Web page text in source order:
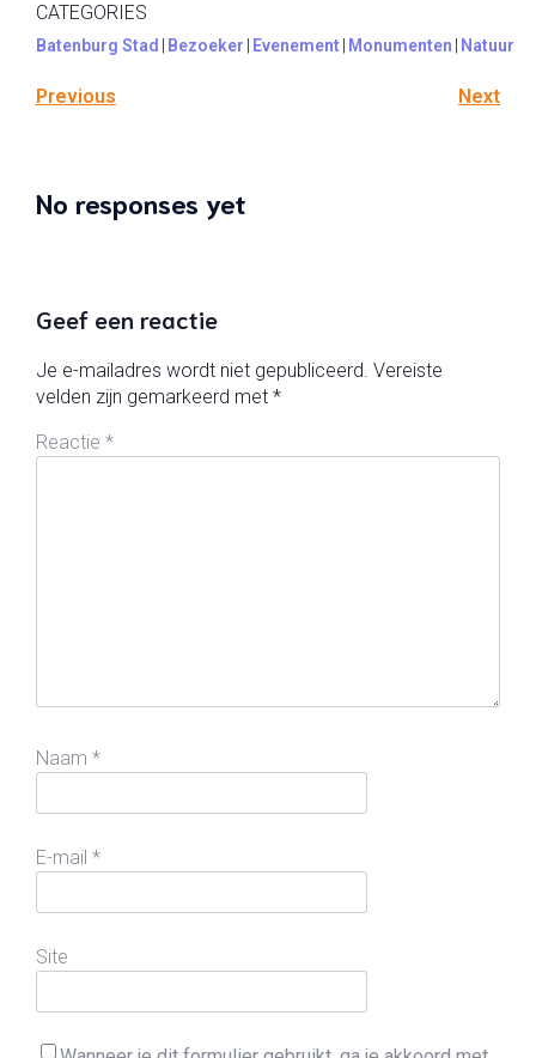
CATEGORIES
Batenburg Stad Bezoeker Evenement Monumenten Natuur
Previous Next
No responses yet
Geef een reactie
Je e-mailadres wordt niet gepubliceerd. Vereiste
velden zijn gemarkeerd met *
Reactie *
Naam *
E-mail *
Site